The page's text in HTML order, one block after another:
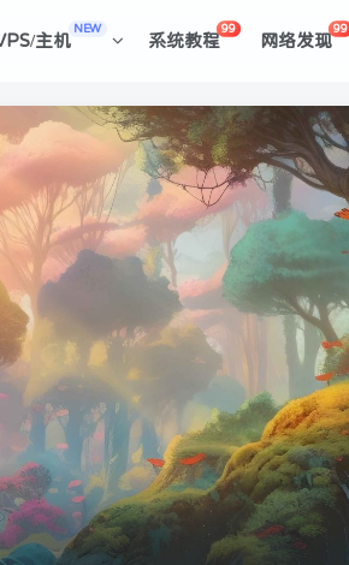
主机
NEW
系统教程
99
网络发现
99